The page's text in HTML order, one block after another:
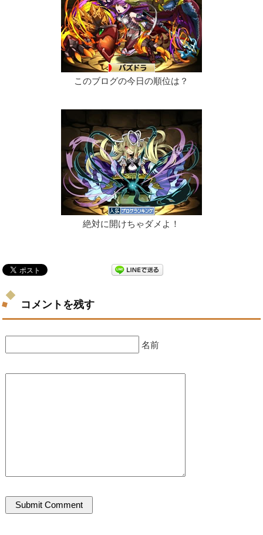
このブログの今日の順位は？
絶対に開けちゃダメよ！
コメントを残す
名前